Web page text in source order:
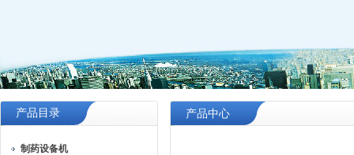
产品目录
制药设备机
产品中心